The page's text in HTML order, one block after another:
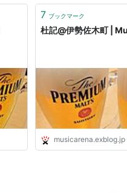
7 ブックマーク
杜記@伊勢佐木町 |
musicarena.exblog.jp